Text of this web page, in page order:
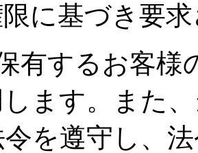
限に基づき要
有するお客様
ます。また
を遵守し、